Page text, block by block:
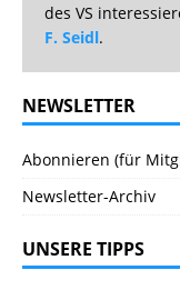
des VS
F. Seidl.
NEWSLETTER
Abonnieren (für
Newsletter-Archiv
UNSERE TIPPS